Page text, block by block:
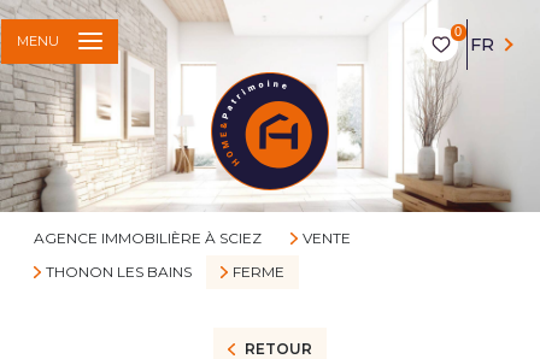
0
FR
MENU
AGENCE IMMOBILIÈRE À SCIEZ
VENTE
THONON LES BAINS
FERME
RETOUR